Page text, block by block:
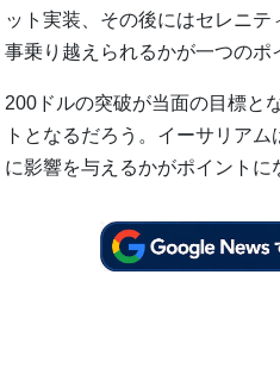
ット実装、その後にはセレニ
事乗り越えられるかが一つのポ
200ドルの突破が当面の目標と
トとなるだろう。イーサリア
に影響を与えるかがポイントに